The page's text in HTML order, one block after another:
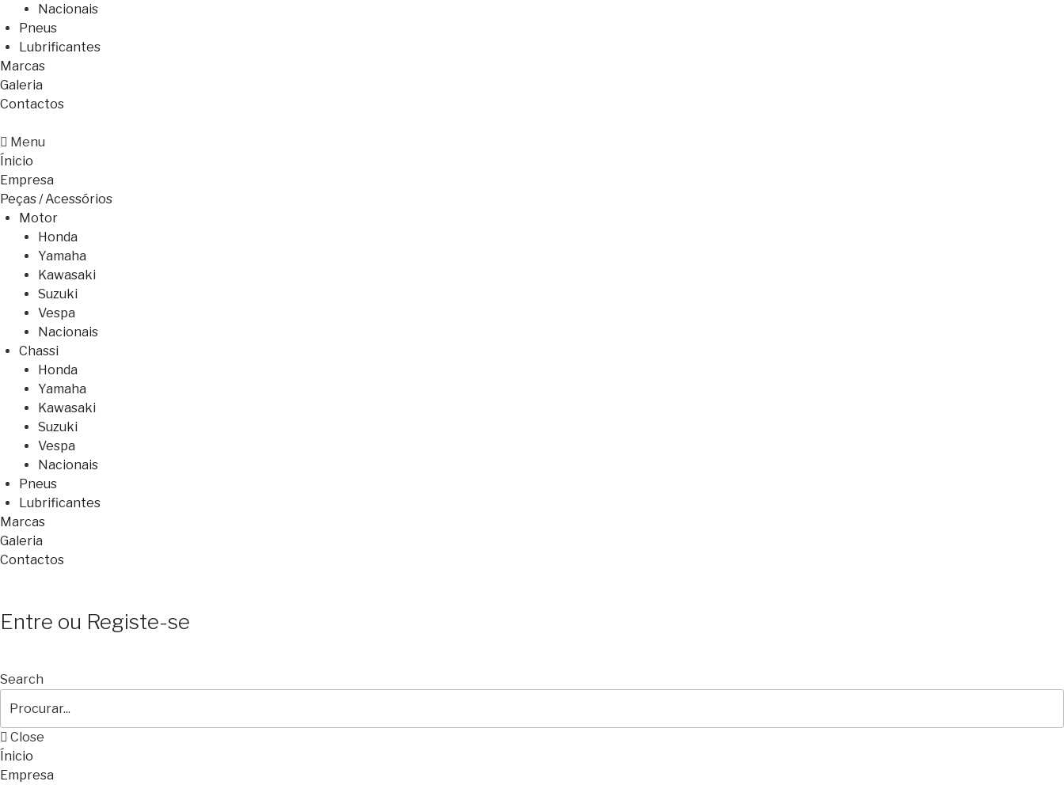
Nacionais
Pneus
Lubrificantes
Marcas
Galeria
Contactos
Menu
Ínicio
Empresa
Peças / Acessórios
Motor
Honda
Yamaha
Kawasaki
Suzuki
Vespa
Nacionais
Chassi
Honda
Yamaha
Kawasaki
Suzuki
Vespa
Nacionais
Pneus
Lubrificantes
Marcas
Galeria
Contactos
Entre ou Registe-se
Search
Close
Ínicio
Empresa